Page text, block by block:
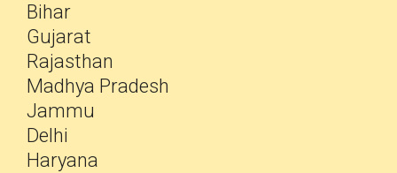
Bihar
Gujarat
Rajasthan
Madhya Pradesh
Jammu
Delhi
Haryana